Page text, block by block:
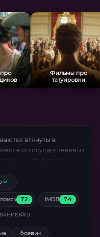
Фильмы про
татуировки
втянуты в
государственных
7.2 IMDB 7.4
Kiru
боевик